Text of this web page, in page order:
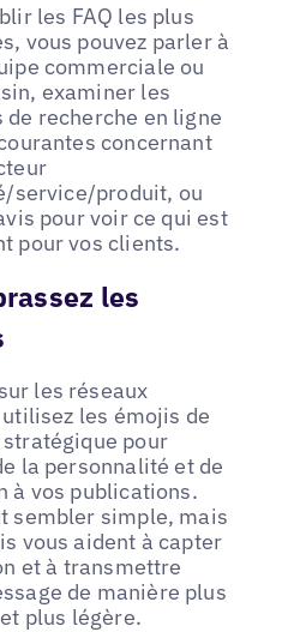
les FAQ les plus
vous pouvez parler à
commerciale ou
examiner les
de recherche en ligne
concernant
service/produit, ou
pour voir ce qui est
pour vos clients.
les
les réseaux
les émojis de
pour
la personnalité et de
à vos publications.
sembler simple, mais
vous aident à capter
et à transmettre
de manière plus
plus légère.